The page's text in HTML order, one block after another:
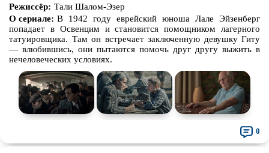
Режиссёр: Тали Шалом-Эзер
О сериале: В 1942 году еврейский юноша Лале Эйзенберг
попадает в Освенцим и становится помощником лагерного
татуировщика. Там он встречает заключенную девушку Гиту
— влюбившись, они пытаются помочь друг другу выжить в
нечеловеческих условиях.
0